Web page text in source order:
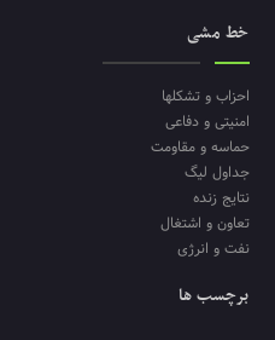
خط مشی
احزاب و تشکلها
امنیتی و دفاعی
حماسه و مقاومت
جداول لیگ
نتایج زنده
تعاون و اشتغال
نفت و انرژی
برچسب ها